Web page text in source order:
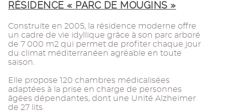
RÉSIDENCE « PARC DE MOUGINS »
Construite en 2005, la résidence moderne offre
un cadre de vie idyllique grâce à son parc arboré
de 7 000 m2 qui permet de profiter chaque jour
du climat méditerranéen agréable en toute
saison.
Elle propose 120 chambres médicalisées
adaptées à la prise en charge de personnes
âgées dépendantes, dont une Unité Alzheimer
de 27 lits.